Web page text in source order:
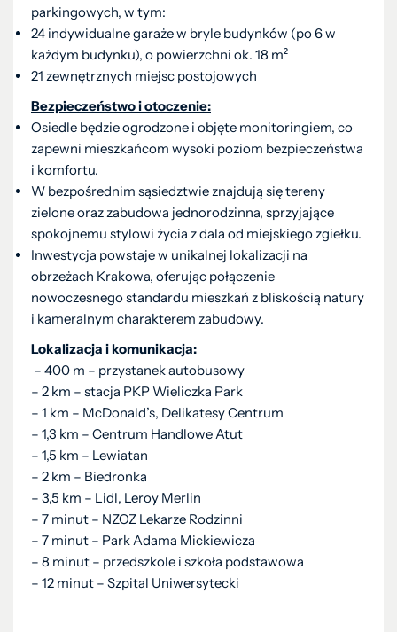
parkingowych, w tym:
24 indywidualne garaże w bryle budynków (po 6 w
każdym budynku), o powierzchni ok. 18 m²
21 zewnętrznych miejsc postojowych
Bezpieczeństwo i otoczenie:
Osiedle będzie ogrodzone i objęte monitoringiem, co
zapewni mieszkańcom wysoki poziom bezpieczeństwa
i komfortu.
W bezpośrednim sąsiedztwie znajdują się tereny
zielone oraz zabudowa jednorodzinna, sprzyjające
spokojnemu stylowi życia z dala od miejskiego zgiełku.
Inwestycja powstaje w unikalnej lokalizacji na
obrzeżach Krakowa, oferując połączenie
nowoczesnego standardu mieszkań z bliskością natury
i kameralnym charakterem zabudowy.
Lokalizacja i komunikacja:
– 400 m – przystanek autobusowy
– 2 km – stacja PKP Wieliczka Park
– 1 km – McDonald’s, Delikatesy Centrum
– 1,3 km – Centrum Handlowe Atut
– 1,5 km – Lewiatan
– 2 km – Biedronka
– 3,5 km – Lidl, Leroy Merlin
– 7 minut – NZOZ Lekarze Rodzinni
– 7 minut – Park Adama Mickiewicza
– 8 minut – przedszkole i szkoła podstawowa
– 12 minut – Szpital Uniwersytecki